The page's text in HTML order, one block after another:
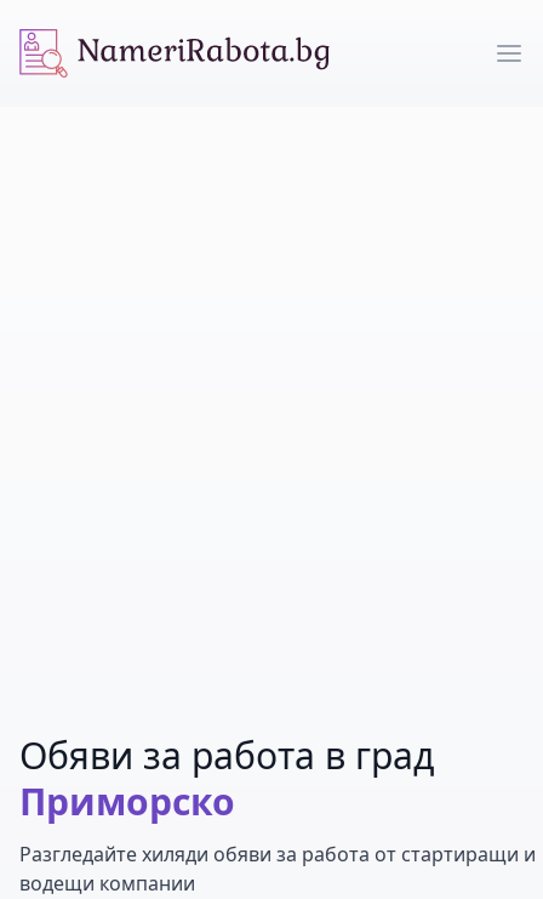
NameriRabota.bg
Обяви за работа в град
Приморско
Разгледайте хиляди обяви за работа от стартиращи и
водещи компании